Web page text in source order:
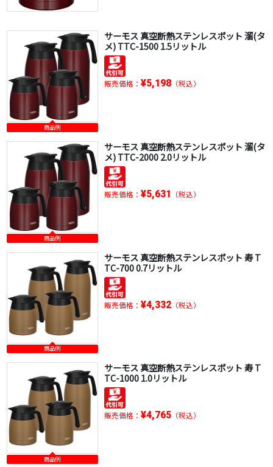
商品例
サーモス 真空断熱ステンレスポット 溜(タ
メ) TTC-1500 1.5リットル
販売価格： ¥5,198（税込）
商品例
サーモス 真空断熱ステンレスポット 溜(タ
メ) TTC-2000 2.0リットル
販売価格： ¥5,631 （税込）
商品例
サーモス 真空断熱ステンレスポット 寿 T
TC-700 0.7リットル
販売価格： ¥4,332（税込）
商品例
サーモス 真空断熱ステンレスポット 寿 T
TC-1000 1.0リットル
販売価格： ¥4,765（税込）